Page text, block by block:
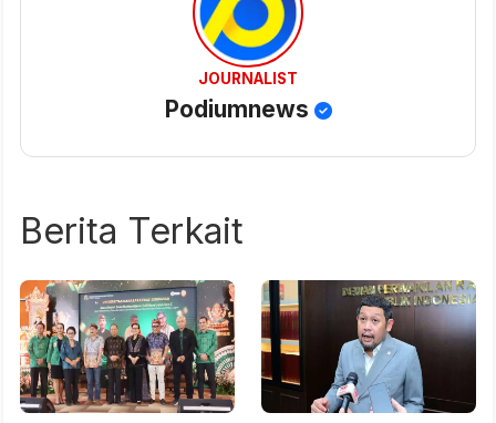
JOURNALIST
Podiumnews
Berita Terkait